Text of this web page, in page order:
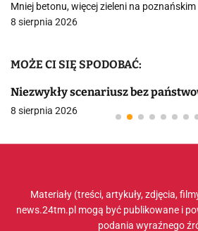
Mniej betonu, więcej zieleni na poznańskim
8 sierpnia 2026
MOŻE CI SIĘ SPODOBAĆ:
Niezwykły scenariusz bez
8 sierpnia 2026
Materiały (treści, artykuły, zdjęcia,
news.24tm.pl mogą być publikowane i
podania wyraźnego